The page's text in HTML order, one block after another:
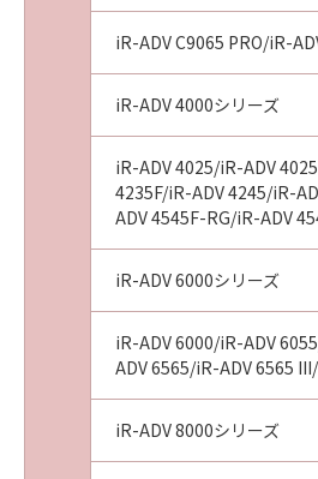
iR-ADV C9065 PRO/iR-
iR-ADV 4000シリーズ
iR-ADV 4025/iR-ADV
4235F/iR-ADV 4245/iR-
ADV 4545F-RG/iR-ADV
iR-ADV 6000シリーズ
iR-ADV 6000/iR-ADV
ADV 6565/iR-ADV 6565
iR-ADV 8000シリーズ